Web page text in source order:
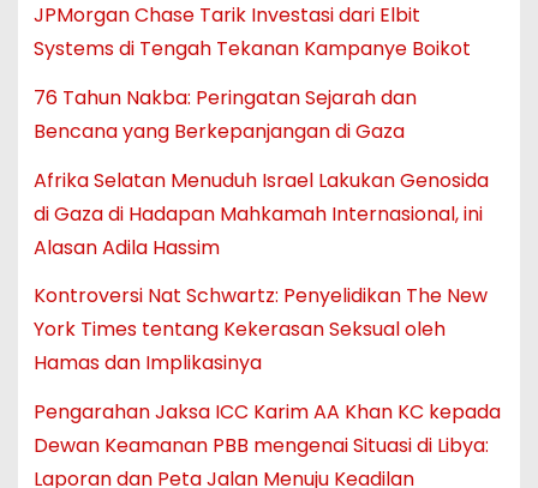
JPMorgan Chase Tarik Investasi dari Elbit
Systems di Tengah Tekanan Kampanye Boikot
76 Tahun Nakba: Peringatan Sejarah dan
Bencana yang Berkepanjangan di Gaza
Afrika Selatan Menuduh Israel Lakukan Genosida
di Gaza di Hadapan Mahkamah Internasional, ini
Alasan Adila Hassim
Kontroversi Nat Schwartz: Penyelidikan The New
York Times tentang Kekerasan Seksual oleh
Hamas dan Implikasinya
Pengarahan Jaksa ICC Karim AA Khan KC kepada
Dewan Keamanan PBB mengenai Situasi di Libya:
Laporan dan Peta Jalan Menuju Keadilan